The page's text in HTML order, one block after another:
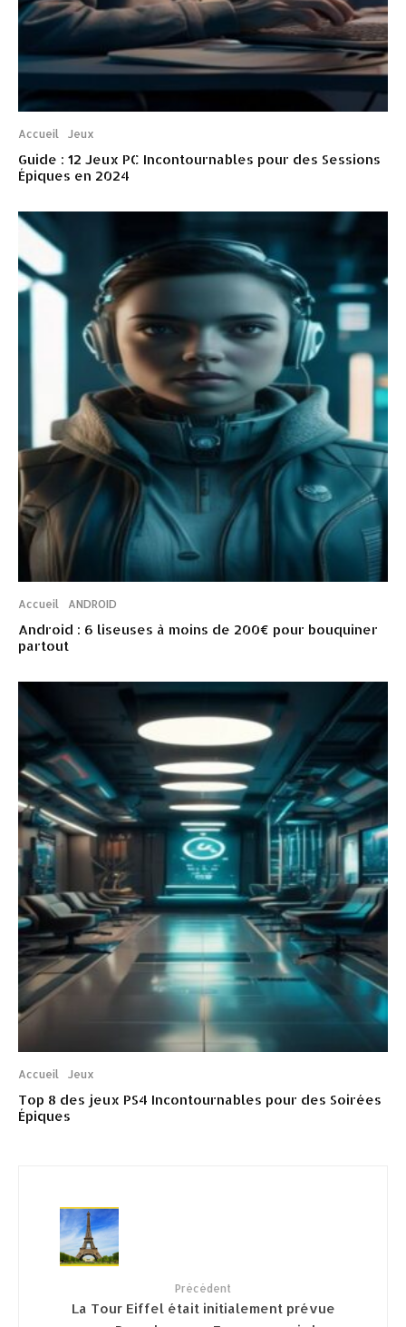
Accueil Jeux
Guide : 12 Jeux PC Incontournables pour des Sessions
Épiques en 2024
Accueil ANDROID
Android : 6 liseuses à moins de 200€ pour bouquiner
partout
Accueil Jeux
Top 8 des jeux PS4 Incontournables pour des Soirées
Épiques
Précédent
La Tour Eiffel était initialement prévue